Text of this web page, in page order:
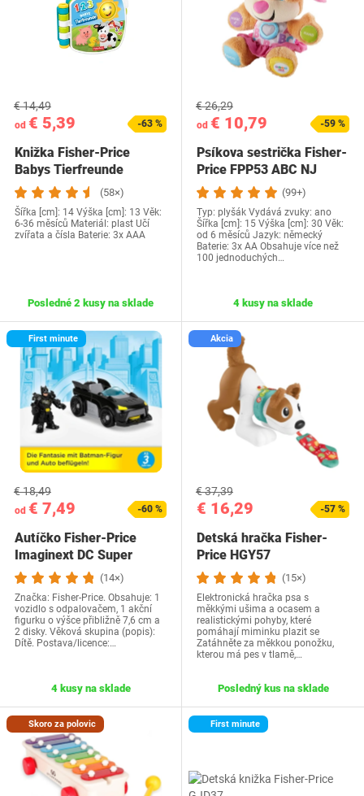
od € 5,39
€ 14,49
-63 %
Knižka Fisher-Price
Babys Tierfreunde
(58×)
Šířka [cm]: 14 Výška [cm]: 13 Věk:
6-36 měsíců Materiál: plast Učí
zvířata a čísla Baterie: 3x AAA
Posledné 2 kusy na sklade
od € 10,79
€ 26,29
-59 %
Psíkova sestrička Fisher-
Price FPP53 ABC NJ
(99+)
Typ: plyšák Vydává zvuky: ano
Šířka [cm]: 15 Výška [cm]: 30 Věk:
od 6 měsíců Jazyk: německý
Baterie: 3x AA Obsahuje více než
100 jednoduchých…
4 kusy na sklade
First minute
od € 7,49
€ 18,49
-60 %
Autíčko Fisher-Price
Imaginext DC Super
Friends Metal Force…
(14×)
Značka: Fisher-Price. Obsahuje: 1
vozidlo s odpalovačem, 1 akční
figurku o výšce přibližně 7,6 cm a
2 disky. Věková skupina (popis):
Dítě. Postava/licence:…
4 kusy na sklade
Akcia
€ 16,29
€ 37,39
-57 %
Detská hračka Fisher-
Price HGY57
(15×)
Elektronická hračka psa s
měkkými ušima a ocasem a
realistickými pohyby, které
pomáhají miminku plazit se
Zatáhněte za měkkou ponožku,
kterou má pes v tlamě,…
Posledný kus na sklade
Skoro za polovic First minute